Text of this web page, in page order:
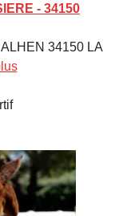
- 34150
34150 LA